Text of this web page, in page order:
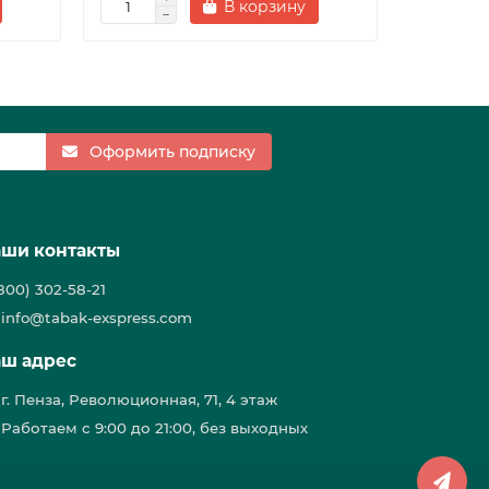
В корзину
Оформить подписку
контакты
302-58-21
info@tabak-exspress.com
адрес
г. Пенза, Революционная, 71, 4 этаж
Работаем с 9:00 до 21:00, без выходных